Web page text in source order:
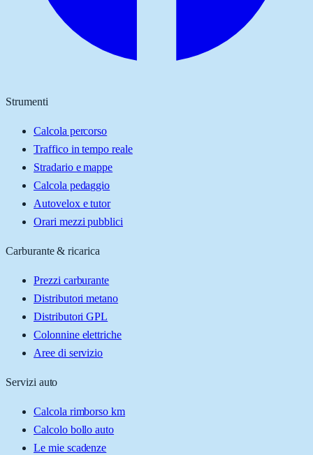
Strumenti
Calcola percorso
Traffico in tempo reale
Stradario e mappe
Calcola pedaggio
Autovelox e tutor
Orari mezzi pubblici
Carburante & ricarica
Prezzi carburante
Distributori metano
Distributori GPL
Colonnine elettriche
Aree di servizio
Servizi auto
Calcola rimborso km
Calcolo bollo auto
Le mie scadenze